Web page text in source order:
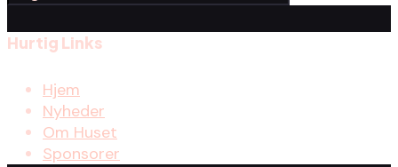
Hurtig Links
Hjem
Nyheder
Om Huset
Sponsorer